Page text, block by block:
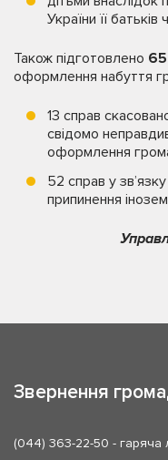
України її
Також підготовлено 65
оформлення набуття
13 справ
свідомо
оформлення
52 справ у
припинення
Звернення
(044) 363-22-50 - гаряча